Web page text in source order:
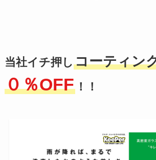
当社イチ押し コーティン
０％OFF！！